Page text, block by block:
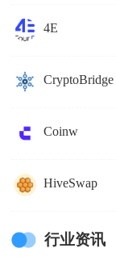
4E
CryptoBridge
Coinw
HiveSwap
行业资讯